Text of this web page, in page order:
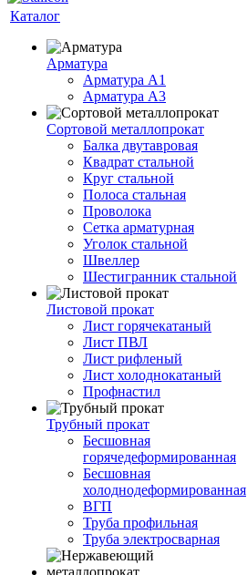
Каталог
Арматура
Арматура A1
Арматура А3
Сортовой металлопрокат
Балка двутавровая
Квадрат стальной
Круг стальной
Полоса стальная
Проволока
Сетка арматурная
Уголок стальной
Швеллер
Шестигранник стальной
Листовой прокат
Лист горячекатаный
Лист ПВЛ
Лист рифленый
Лист холоднокатаный
Профнастил
Трубный прокат
Бесшовная
горячедеформированная
Бесшовная
холоднодеформированная
ВГП
Труба профильная
Труба электросварная